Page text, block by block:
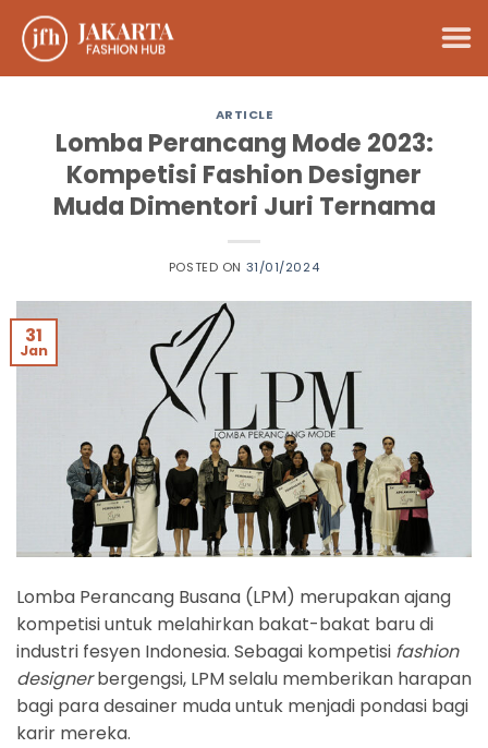
Skip
content
ARTICLE
Lomba Perancang Mode 2023:
Kompetisi Fashion Designer
Muda Dimentori Juri Ternama
POSTED ON 31/01/2024
31
Jan
Lomba Perancang Busana (LPM) merupakan ajang
kompetisi untuk melahirkan bakat-bakat baru di
industri fesyen Indonesia. Sebagai kompetisi fashion
designerbergengsi, LPM selalu memberikan harapan
bagi para desainer muda untuk menjadi pondasi bagi
karir mereka.